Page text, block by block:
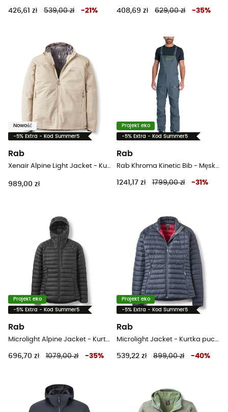
426,61 zł 539,00 zł -21 % 408,69 zł 629,00 zł -35%
Nowość
-5% Extra - Kod Summer5
Rab
Xenair Alpine Light Jacket - Kurtka męski
989,00 zł
Projekt eko
-5% Extra - Kod Summer5
Rab
Rab Khroma Kinetic Bib - Męskie spodnie narciarskie na szelkach
1241,17 zł 1799,00 zł -31 %
Projekt eko
-5% Extra - Kod Summer5
Rab
Microlight Alpine Jacket - Kurtka puchowa damski
696,70 zł 1079,00 zł -35%
Projekt eko
-5% Extra - Kod Summer5
Rab
Microlight Jacket - Kurtka puchowa damski
539,22 zł 899,00 zł -40%